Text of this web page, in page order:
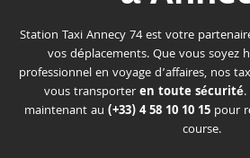
Station Taxi Annecy 74 est votre
vos déplacements. Que vous soyez
professionnel en voyage d’affaires, nos
vous transporteren toute sécurité
maintenant au (+33) 4 58 10 10 15 pour
course.